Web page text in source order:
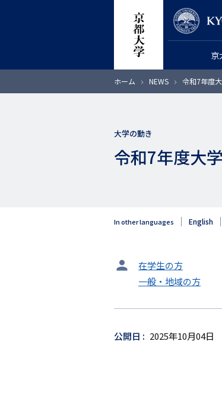
ン
京
ホーム NEWS 令和7年度
大学の動き
令和7年度大
In other languages English
タ
ト
在学生の方
一般・地域の方
公開日 2025年10月04日